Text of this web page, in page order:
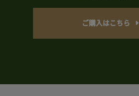
ご購入はこちら